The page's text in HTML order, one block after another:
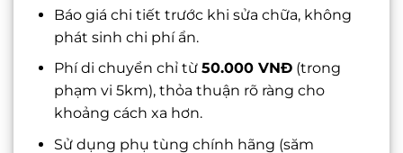
Báo giá chi tiết trước khi sửa chữa, không
phát sinh chi phí ẩn.
Phí di chuyển chỉ từ 50.000 VNĐ(trong
phạm vi 5km), thỏa thuận rõ ràng cho
khoảng cách xa hơn.
Sử dụng phụ tùng chính hãng (săm